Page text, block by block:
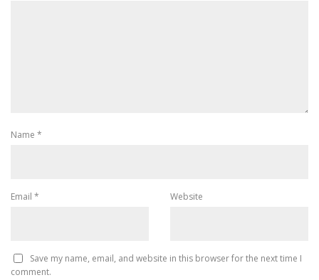
Name *
Email * Website
Save my name, email, and website in this browser for the next time I
comment.